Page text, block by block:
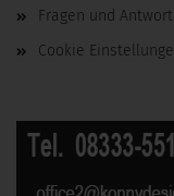
Fragen und
Cookie